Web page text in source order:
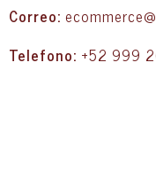
Correo:
Telefono: +52 999